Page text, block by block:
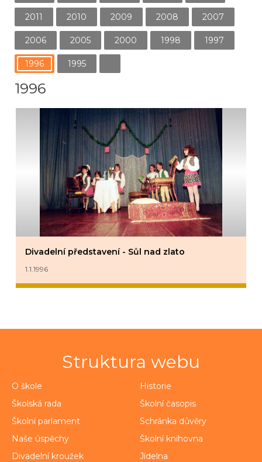
2011 2010 2009 2008 2007
2006 2005 2000 1998 1997
1996 1995
1996
Divadelní představení - Sůl nad zlato
1.1.1996
Struktura webu
O škole
Historie
Školská rada
Školní časopis
Školní parlament
Schránka důvěry
Naše úspěchy
Školní knihovna
Divadelní kroužek
Jídelna